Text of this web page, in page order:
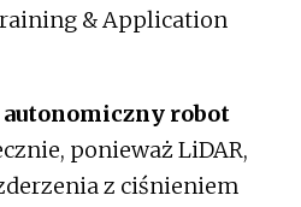
& Application
autonomiczny robot
ponieważ LiDAR,
z ciśnieniem